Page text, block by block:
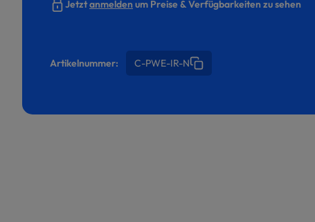
Jetztanmeldenum Preise & Verfügbarkeiten zu sehen
Artikelnummer: C-PWE-IR-N